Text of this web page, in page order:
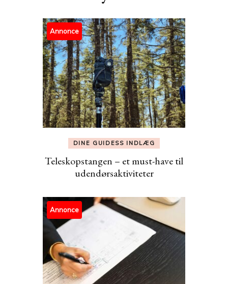
Annonce
DINE GUIDESS INDLÆG
Teleskopstangen – et must-have til
udendørsaktiviteter
Annonce